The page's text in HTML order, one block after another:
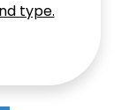
type.